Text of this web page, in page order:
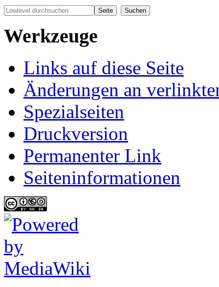
Werkzeuge
Links auf diese Seite
Änderungen an
Spezialseiten
Druckversion
Permanenter Link
Seiten­informationen